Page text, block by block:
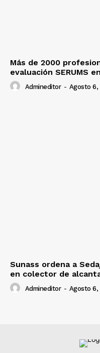
Más de 2000
evaluación SERUMS
Admineditor - Agosto 6,
Sunass ordena a
en colector de
Admineditor - Agosto 6,